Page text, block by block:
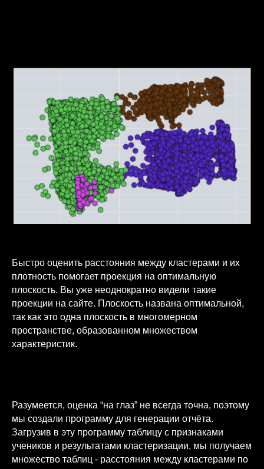
Быстро оценить расстояния между кластерами и их
плотность помогает проекция на оптимальную
плоскость. Вы уже неоднократно видели такие
проекции на сайте. Плоскость названа оптимальной,
так как это одна плоскость в многомерном
пространстве, образованном множеством
характеристик.
Разумеется, оценка “на глаз” не всегда точна, поэтому
мы создали программу для генерации отчёта.
Загрузив в эту программу таблицу с признаками
учеников и результатами кластеризации, мы получаем
множество таблиц - расстояния между кластерами по